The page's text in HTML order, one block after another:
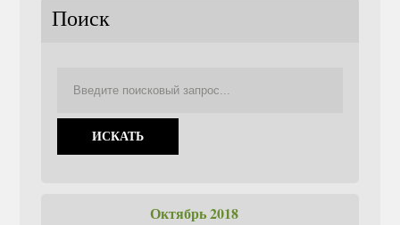
Поиск
Октябрь 2018